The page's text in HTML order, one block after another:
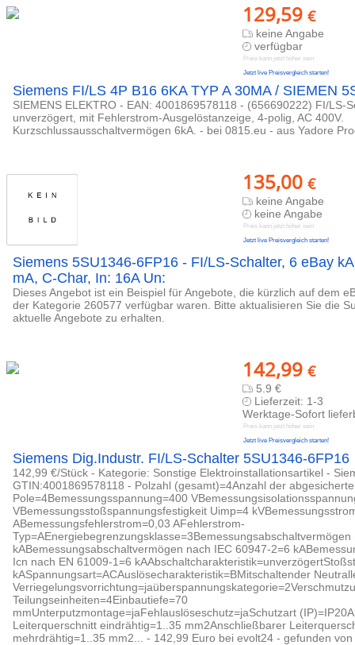
129,59 €
keine Angabe
verfügbar
Preis kann jetzt höher sein
Jetzt live Preisvergleich starten!
Siemens FI/LS 4P B16 6KA TYP A 30MA / SIEMEN
SIEMENS ELEKTRO - EAN: 4001869578118 - (656690222) FI/LS-
unverzögert, mit Fehlerstrom-Ausgelöstanzeige, 4-polig, AC 400V.
Kurzschlussausschaltvermögen 6kA. - bei 0815.eu - aus Yadore
135,00 €
keine Angabe
keine Angabe
Preis kann jetzt höher sein
Jetzt live Preisvergleich starten!
Siemens 5SU1346-6FP16 - FI/LS-Schalter, 6 eBay
mA, C-Char, In: 16A Un:
Dieses Angebot ist ein Beispiel für Angebote, die kürzlich auf dem
der Kategorie 260577 verfügbar waren. Bitte aktualisieren Sie die
aktuelle Angebote zu erhalten.
142,99 €
5.9 €
Lieferzeit: 1-3
Werktage-Sofort
Preis kann jetzt höher sein
Jetzt live Preisvergleich starten!
Siemens Dig.Industr. FI/LS-Schalter 5SU1346-6FP16
142,99 €/Stück - Kategorie: Sonstige Elektroinstallationsartikel -
GTIN:4001869578118 - Polzahl (gesamt)=4Anzahl der
Pole=4Bemessungsspannung=400
VBemessungsstoßspannungsfestigkeit Uimp=4
ABemessungsfehlerstrom=0,03 AFehlerstrom-
kABemessungsabschaltvermögen nach IEC 60947-2=6
Icn nach EN 61009-1=6
kASpannungsart=ACAuslösecharakteristik=BMitschaltender
Teilungseinheiten=4Einbautiefe=70
mmUnterputzmontage=jaFehlauslöseschutz=jaSchutzart
Leiterquerschnitt eindrähtig=1..35 mm2Anschließbarer
mehrdrähtig=1..35 mm2... - 142,99 Euro bei evolt24 - gefunden von